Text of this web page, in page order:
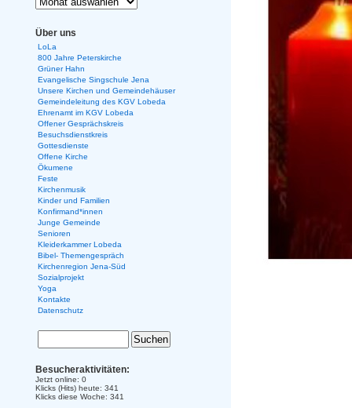
Über uns
LoLa
800 Jahre Peterskirche
Grüner Hahn
Evangelische Singschule Jena
Unsere Kirchen und Gemeindehäuser
Gemeindeleitung des KGV Lobeda
Ehrenamt im KGV Lobeda
Offener Gesprächskreis
Besuchsdienstkreis
Gottesdienste
Offene Kirche
Ökumene
Feste
Kirchenmusik
Kinder und Familien
Konfirmand*innen
Junge Gemeinde
Senioren
Kleiderkammer Lobeda
Bibel- Themengespräch
Kirchenregion Jena-Süd
Sozialprojekt
Yoga
Kontakte
Datenschutz
Besucheraktivitäten:
Jetzt online: 0
Klicks (Hits) heute: 341
Klicks diese Woche: 341